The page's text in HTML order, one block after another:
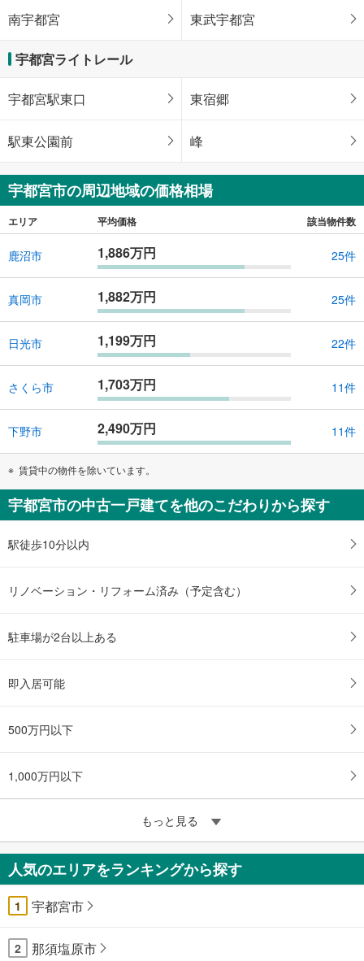
南宇都宮 東武宇都宮
宇都宮ライトレール
宇都宮駅東口 東宿郷
駅東公園前 峰
宇都宮市の周辺地域の価格相場
エリア 平均価格 該当物件数
鹿沼市 1,886万円 25件
真岡市 1,882万円 25件
日光市 1,199万円 22件
さくら市 1,703万円 11件
下野市 2,490万円 11件
賃貸中の物件を除いています。
宇都宮市の中古一戸建てを他のこだわりから探す
駅徒歩10分以内
リノベーション・リフォーム済み（予定含む）
駐車場が2台以上ある
即入居可能
500万円以下
1,000万円以下
もっと見る
人気のエリアをランキングから探す
1 宇都宮市
2 那須塩原市